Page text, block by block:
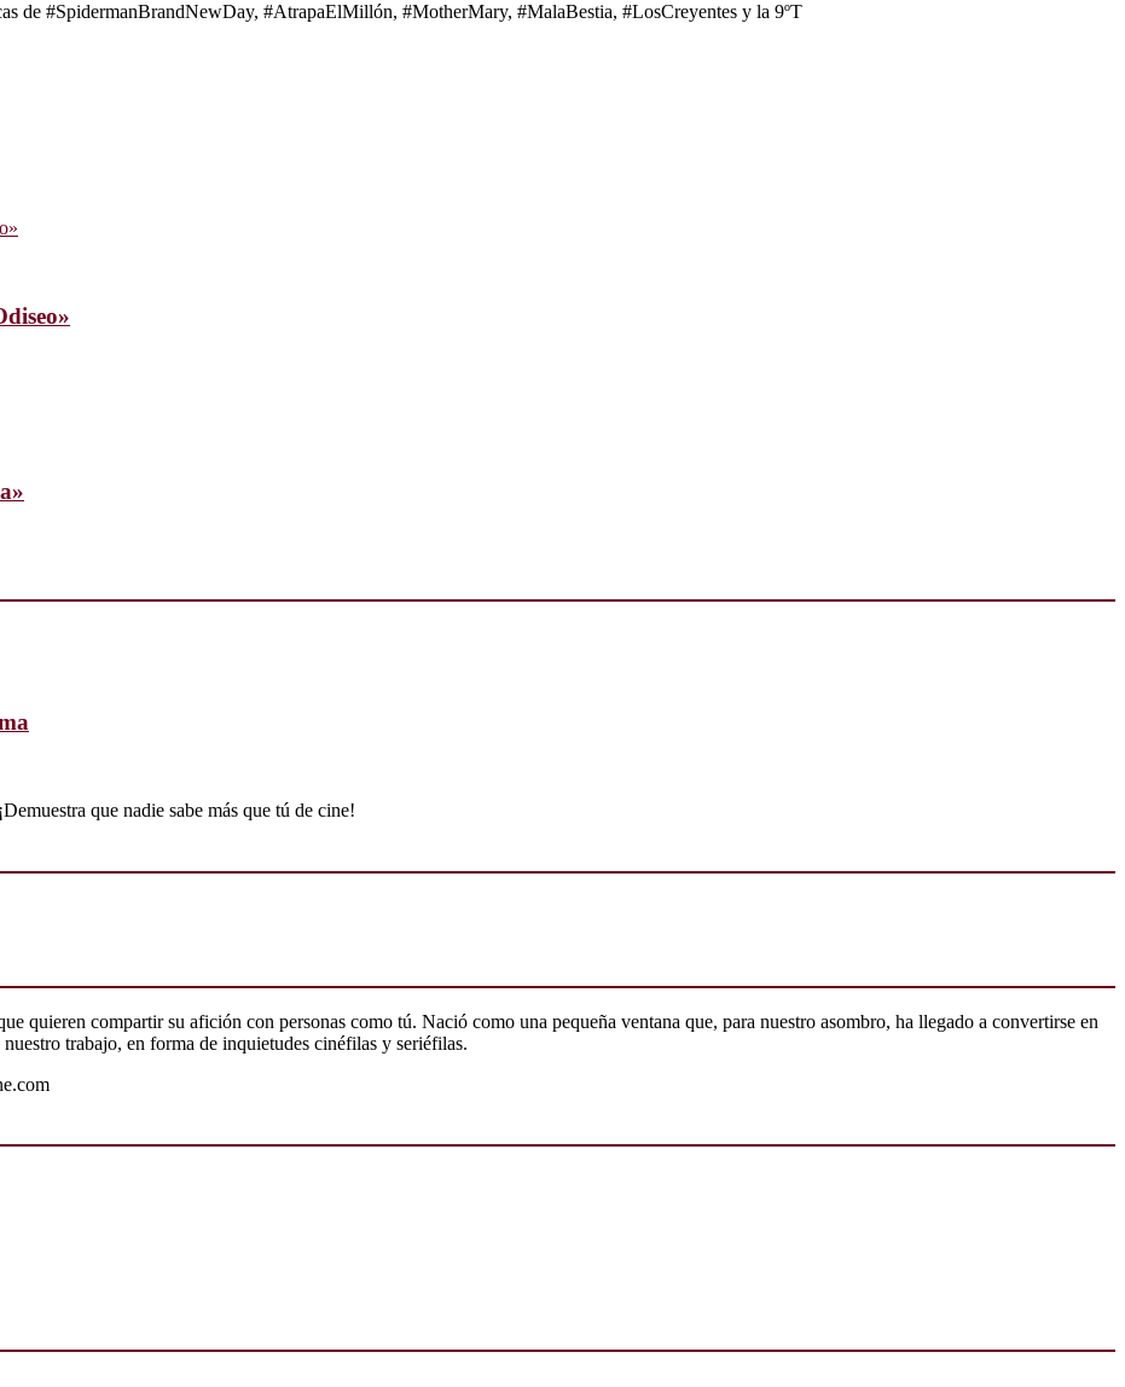
de #SpidermanBrandNewDay, #AtrapaElMillón, #MotherMary, #MalaBestia, #LosCreyentes y la 9ºT
que nadie sabe más que tú de cine!
quieren compartir su afición con personas como tú. Nació como una pequeña ventana que, para nuestro asombro, ha llegado a convertirse en
trabajo, en forma de inquietudes cinéfilas y seriéfilas.